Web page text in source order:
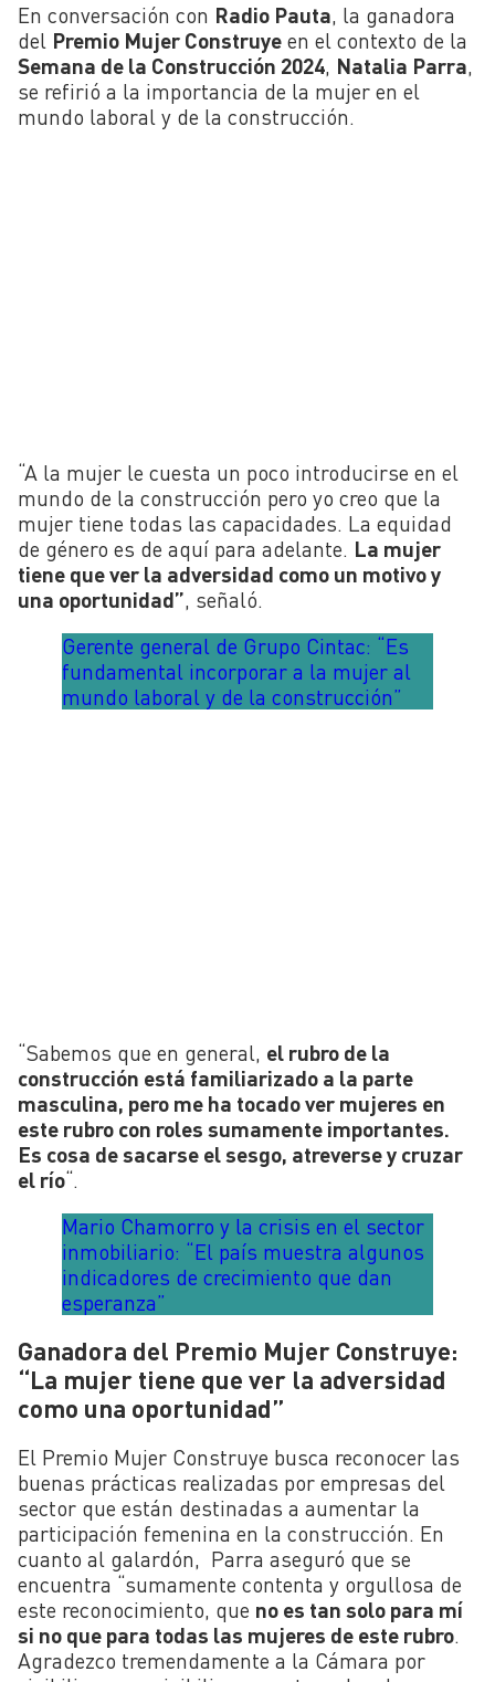
En conversación con Radio Pauta , la ganadora
del Premio Mujer Construye en el contexto de la
Semana de la Construcción 2024 Natalia Parra
se refirió a la importancia de la mujer en el
mundo laboral y de la construcción.
“A la mujer le cuesta un poco introducirse en el
mundo de la construcción pero yo creo que la
mujer tiene todas las capacidades. La equidad
de género es de aquí para adelante. La mujer
tiene que ver la adversidad como un motivo y
una oportunidad”, señaló.
Gerente general de Grupo Cintac: “Es
fundamental incorporar a la mujer al
mundo laboral y de la construcción”
“Sabemos que en general, el rubro de la
construcción está familiarizado a la parte
masculina, pero me ha tocado ver mujeres en
este rubro con roles sumamente importantes.
Es cosa de sacarse el sesgo, atreverse y cruzar
el río“.
Mario Chamorro y la crisis en el sector
inmobiliario: “El país muestra algunos
indicadores de crecimiento que dan
esperanza”
Ganadora del Premio Mujer Construye:
“La mujer tiene que ver la adversidad
como una oportunidad”
El Premio Mujer Construye busca reconocer las
buenas prácticas realizadas por empresas del
sector que están destinadas a aumentar la
participación femenina en la construcción. En
cuanto al galardón, Parra aseguró que se
encuentra “sumamente contenta y orgullosa de
este reconocimiento, que no es tan solo para mí
si no que para todas las mujeres de este rubro.
Agradezco tremendamente a la Cámara por